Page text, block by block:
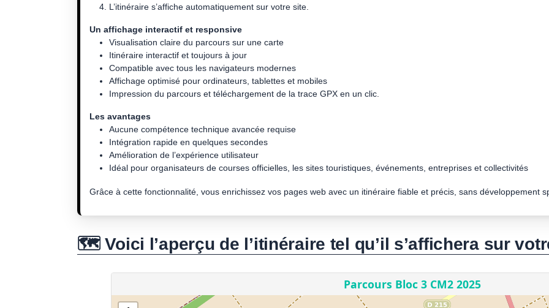
L’itinéraire s’affiche automatiquement sur votre site.
Un affichage interactif et responsive
Visualisation claire du parcours sur une carte
Itinéraire interactif et toujours à jour
Compatible avec tous les navigateurs modernes
Affichage optimisé pour ordinateurs, tablettes et mobiles
Impression du parcours et téléchargement de la trace GPX en un clic.
Les avantages
Aucune compétence technique avancée requise
Intégration rapide en quelques secondes
Amélioration de l’expérience utilisateur
Idéal pour organisateurs de courses officielles, les sites touristiques, événements, entreprises et collectivités
Grâce à cette fonctionnalité, vous enrichissez vos pages web avec un itinéraire fiable et précis, sans développement
🗺️ Voici l’aperçu de l’itinéraire tel qu’il s’affichera sur